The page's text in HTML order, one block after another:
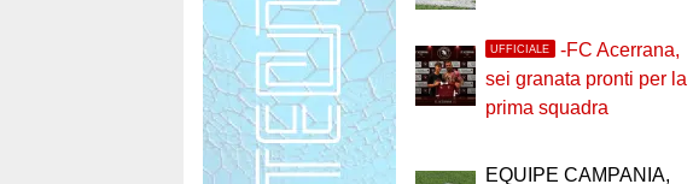
UFFICIALE
-FC Acerrana,
sei granata pronti per la
prima squadra
EQUIPE CAMPANIA,